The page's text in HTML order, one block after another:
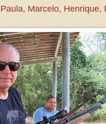
Marcelo, Henrique,